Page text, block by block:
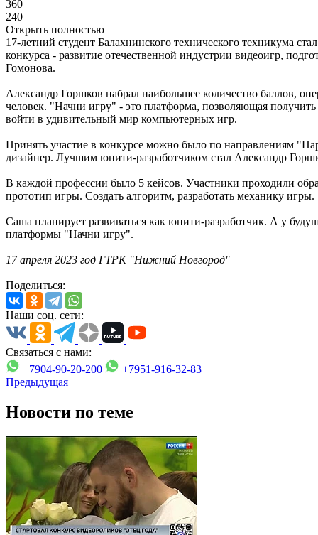
360
240
Открыть полностью
17-летний студент Балахнинского технического техникума
конкурса - развитие отечественной индустрии видеоигр,
Гомонова.
Александр Горшков набрал наибольшее количество баллов,
человек. "Начни игру" - это платформа, позволяющая
войти в удивительный мир компьютерных игр.
Принять участие в конкурсе можно было по направлениям
дизайнер. Лучшим юнити-разработчиком стал Александр
В каждой профессии было 5 кейсов. Участники проходили
прототип игры. Создать алгоритм, разработать механику игры.
Саша планирует развиваться как юнити-разработчик. А у
платформы "Начни игру".
17 апреля 2023 год ГТРК "Нижний Новгород"
Поделиться:
Наши соц. сети:
Связаться с нами:
+7904-90-20-200
+7951-916-32-83
Предыдущая
Новости по теме